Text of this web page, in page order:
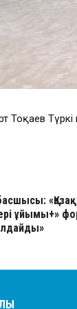
Тоқаев
ұйымы+»